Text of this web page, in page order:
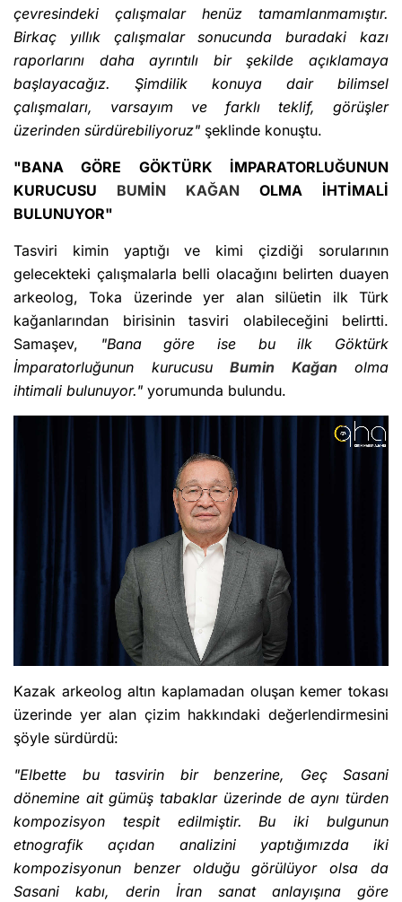
çevresindeki çalışmalar henüz tamamlanmamıştır.
Birkaç yıllık çalışmalar sonucunda buradaki kazı
raporlarını daha ayrıntılı bir şekilde açıklamaya
başlayacağız. Şimdilik konuya dair bilimsel
çalışmaları, varsayım ve farklı teklif, görüşler
üzerinden sürdürebiliyoruz" şeklinde konuştu.
"BANA GÖRE GÖKTÜRK İMPARATORLUĞUNUN
KURUCUSU BUMİN KAĞAN OLMA İHTİMALİ
BULUNUYOR"
Tasviri kimin yaptığı ve kimi çizdiği sorularının
gelecekteki çalışmalarla belli olacağını belirten duayen
arkeolog, Toka üzerinde yer alan silüetin ilk Türk
kağanlarından birisinin tasviri olabileceğini belirtti.
Samaşev,
"Bana göre ise bu ilk Göktürk
İmparatorluğunun kurucusu Bumin Kağanolma
ihtimali bulunuyor." yorumunda bulundu.
Kazak arkeolog altın kaplamadan oluşan kemer tokası
üzerinde yer alan çizim hakkındaki değerlendirmesini
şöyle sürdürdü:
"Elbette bu tasvirin bir benzerine, Geç Sasani
dönemine ait gümüş tabaklar üzerinde de aynı türden
kompozisyon tespit edilmiştir.
Bu iki bulgunun
etnografik açıdan analizini yaptığımızda iki
kompozisyonun benzer olduğu görülüyor olsa da
Sasani kabı, derin İran sanat anlayışına göre